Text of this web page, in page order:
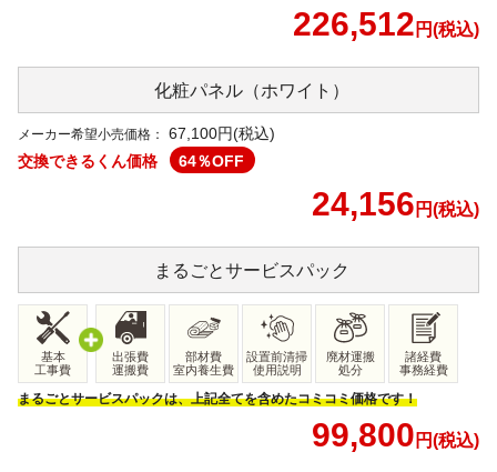
226,512 円(税込)
化粧パネル（ホワイト）
メーカー希望小売価格： 67,100円(税込)
交換できるくん価格
64％OFF
24,156 円(税込)
まるごとサービスパック
基本
工事費
出張費
運搬費
部材費
室内養生費
設置前清掃
使用説明
廃材運搬
処分
諸経費
事務経費
まるごとサービスパックは、上記全てを含めたコミコミ価格です！
99,800 円(税込)